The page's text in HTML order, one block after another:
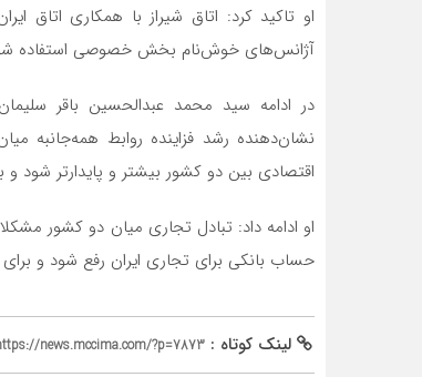
او تاکید کرد: اتاق شیراز با همکاری
آژانس‌های خوش‌نام بخش خصوصی استفاده
در ادامه سید محمد عبدالحسین باقر
نشان‌دهنده رشد فزاینده روابط
اقتصادی بین دو کشور بیشتر و پایدارتر شود
او ادامه داد: تبادل تجاری میان دو کشور
حساب بانکی برای تجاری ایران رفع شود و
لینک کوتاه : news.mccima.com/?p=7873